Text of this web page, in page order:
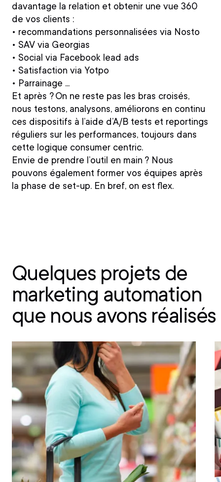
davantage la relation et obtenir une vue 360
de vos clients :
• recommandations personnalisées via Nosto
• SAV via Georgias
• Social via Facebook lead ads
• Satisfaction via Yotpo
• Parrainage ...
Et après ? On ne reste pas les bras croisés,
nous testons, analysons, améliorons en continu
ces dispositifs à l’aide d’A/B tests et reportings
réguliers sur les performances, toujours dans
cette logique consumer centric.
Envie de prendre l’outil en main ? Nous
pouvons également former vos équipes après
la phase de set-up. En bref, on est flex.
Quelques projets de
marketing automation
que nous avons réalisés